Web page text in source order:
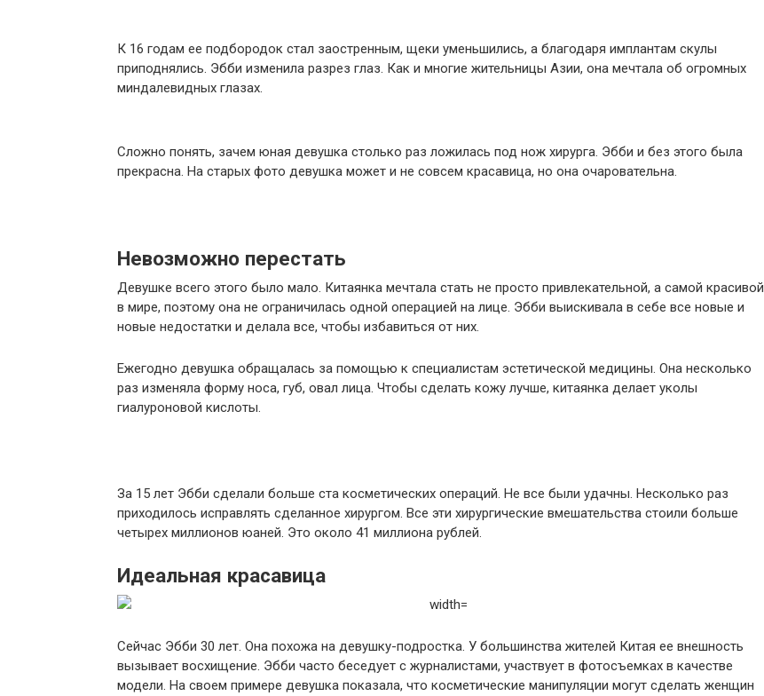
К 16 годам ее подбородок стал заостренным, щеки уменьшились, а благодаря имплантам скулы
приподнялись. Эбби изменила разрез глаз. Как и многие жительницы Азии, она мечтала об огромных
миндалевидных глазах.
Сложно понять, зачем юная девушка столько раз ложилась под нож хирурга. Эбби и без этого была
прекрасна. На старых фото девушка может и не совсем красавица, но она очаровательна.
Невозможно перестать
Девушке всего этого было мало. Китаянка мечтала стать не просто привлекательной, а самой красивой
в мире, поэтому она не ограничилась одной операцией на лице. Эбби выискивала в себе все новые и
новые недостатки и делала все, чтобы избавиться от них.
Ежегодно девушка обращалась за помощью к специалистам эстетической медицины. Она несколько
раз изменяла форму носа, губ, овал лица. Чтобы сделать кожу лучше, китаянка делает уколы
гиалуроновой кислоты.
За 15 лет Эбби сделали больше ста косметических операций. Не все были удачны. Несколько раз
приходилось исправлять сделанное хирургом. Все эти хирургические вмешательства стоили больше
четырех миллионов юаней. Это около 41 миллиона рублей.
Идеальная красавица
Сейчас Эбби 30 лет. Она похожа на девушку-подростка. У большинства жителей Китая ее внешность
вызывает восхищение. Эбби часто беседует с журналистами, участвует в фотосъемках в качестве
модели. На своем примере девушка показала, что косметические манипуляции могут сделать женщин